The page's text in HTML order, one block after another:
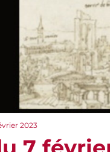
2023